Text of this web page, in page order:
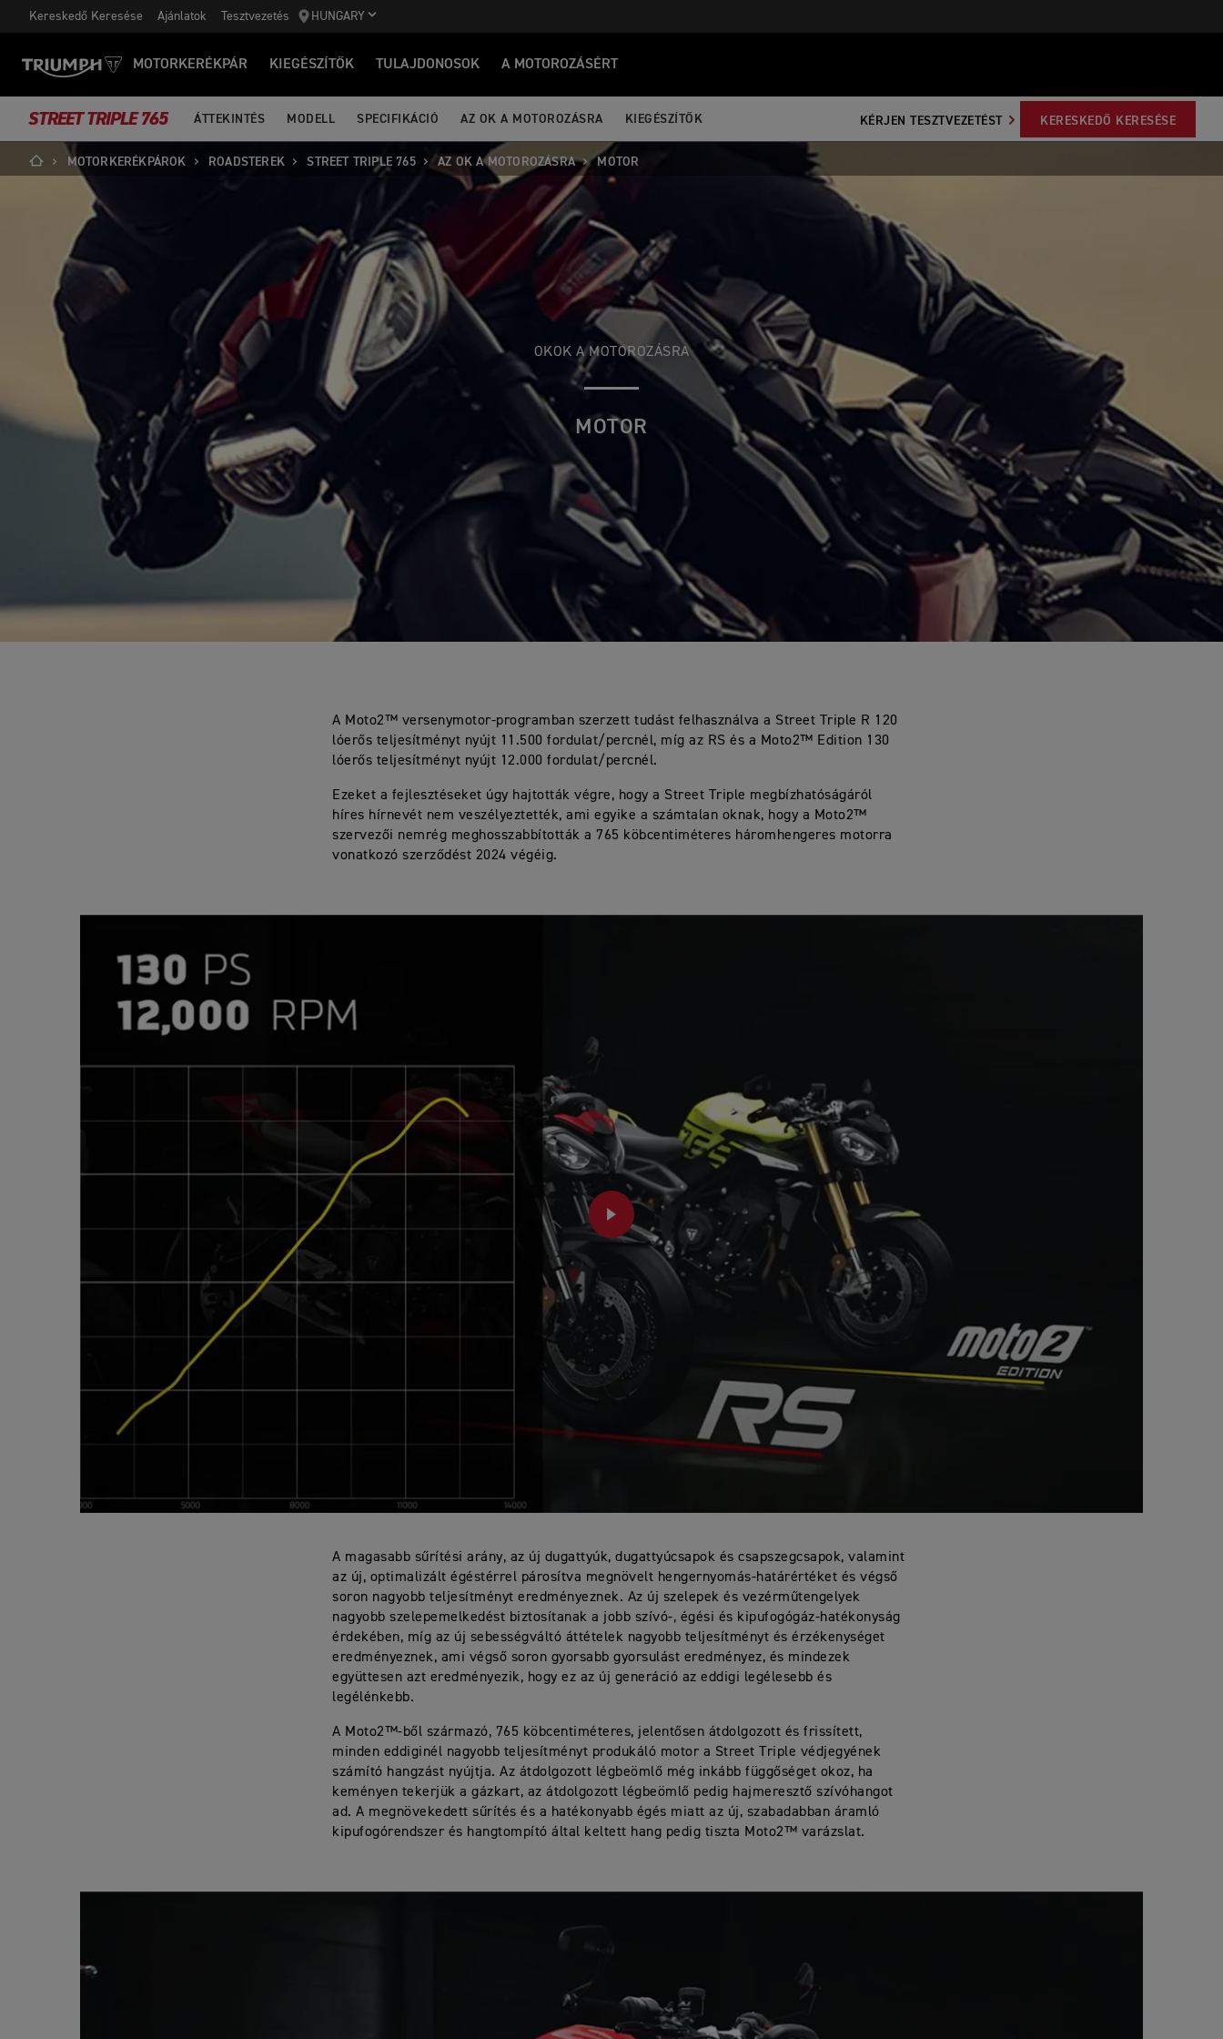
Kereskedő Keresése Ajánlatok Tesztvezetés HUNGARY
MOTORKERÉKPÁR KIEGÉSZÍTŐK TULAJDONOSOK A MOTOROZÁSÉRT
STREET TRIPLE 765 ÁTTEKINTÉS MODELL SPECIFIKÁCIÓ AZ OK A MOTOROZÁSRA KIEGÉSZÍTŐK KÉRJEN TESZTVEZETÉST KERESKEDŐ KERESÉSE
MOTORKERÉKPÁROK ROADSTEREK STREET TRIPLE 765 AZ OK A MOTOROZÁSRA MOTOR
OKOK A MOTOROZÁSRA
MOTOR
A Moto2™ versenymotor-programban szerzett tudást felhasználva a Street Triple R 120
lóerős teljesítményt nyújt 11.500 fordulat/percnél, míg az RS és a Moto2™ Edition 130
lóerős teljesítményt nyújt 12.000 fordulat/percnél.
Ezeket a fejlesztéseket úgy hajtották végre, hogy a Street Triple megbízhatóságáról
híres hírnevét nem veszélyeztették, ami egyike a számtalan oknak, hogy a Moto2™
szervezői nemrég meghosszabbították a 765 köbcentiméteres háromhengeres motorra
vonatkozó szerződést 2024 végéig.
PLAY
A magasabb sűrítési arány, az új dugattyúk, dugattyúcsapok és csapszegcsapok, valamint
az új, optimalizált égéstérrel párosítva megnövelt hengernyomás-határértéket és végső
soron nagyobb teljesítményt eredményeznek. Az új szelepek és vezérműtengelyek
nagyobb szelepemelkedést biztosítanak a jobb szívó-, égési és kipufogógáz-hatékonyság
érdekében, míg az új sebességváltó áttételek nagyobb teljesítményt és érzékenységet
eredményeznek, ami végső soron gyorsabb gyorsulást eredményez, és mindezek
együttesen azt eredményezik, hogy ez az új generáció az eddigi legélesebb és
legélénkebb.
A Moto2™-ből származó, 765 köbcentiméteres, jelentősen átdolgozott és frissített,
minden eddiginél nagyobb teljesítményt produkáló motor a Street Triple védjegyének
számító hangzást nyújtja. Az átdolgozott légbeömlő még inkább függőséget okoz, ha
keményen tekerjük a gázkart, az átdolgozott légbeömlő pedig hajmeresztő szívóhangot
ad. A megnövekedett sűrítés és a hatékonyabb égés miatt az új, szabadabban áramló
kipufogórendszer és hangtompító által keltett hang pedig tiszta Moto2™ varázslat.